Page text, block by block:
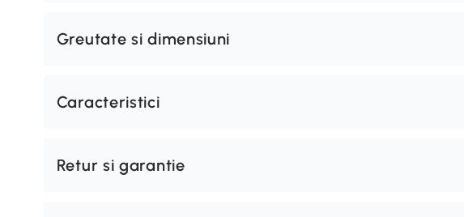
Greutate si dimensiuni
Caracteristici
Retur si garantie